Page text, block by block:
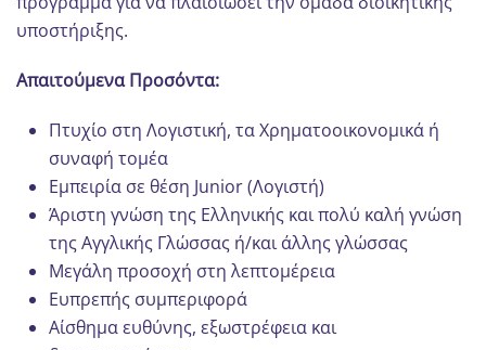
υποστήριξης.
Απαιτούμενα Προσόντα:
Πτυχίο στη Λογιστική, τα Χρηματοοικονομικά ή
συναφή τομέα
Εμπειρία σε θέση Junior (Λογιστή)
Άριστη γνώση της Ελληνικής και πολύ καλή γνώση
της Αγγλικής Γλώσσας ή/και άλλης γλώσσας
Μεγάλη προσοχή στη λεπτομέρεια
Ευπρεπής συμπεριφορά
Αίσθημα ευθύνης, εξωστρέφεια και